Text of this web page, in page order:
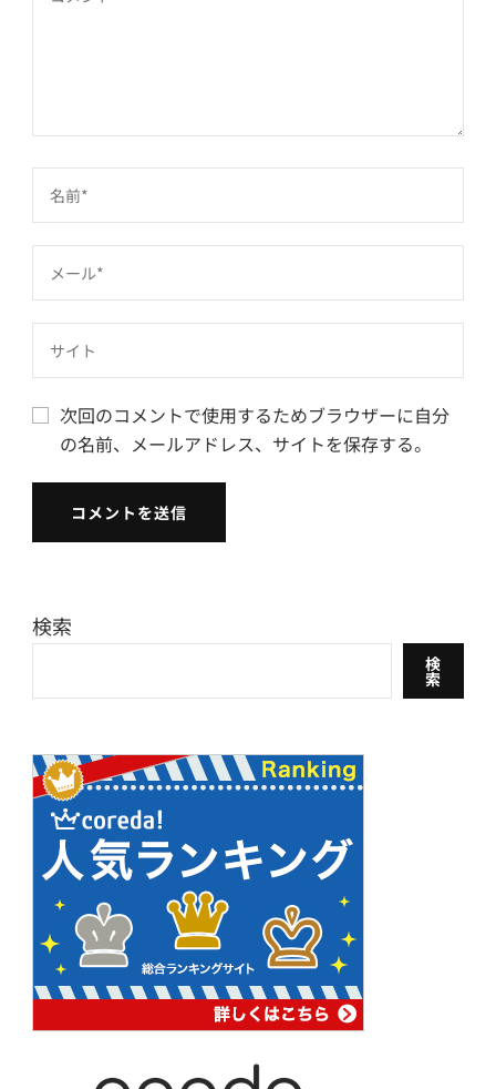
次回のコメントで使用するためブラウザーに自分
の名前、メールアドレス、サイトを保存する。
検索
検
索